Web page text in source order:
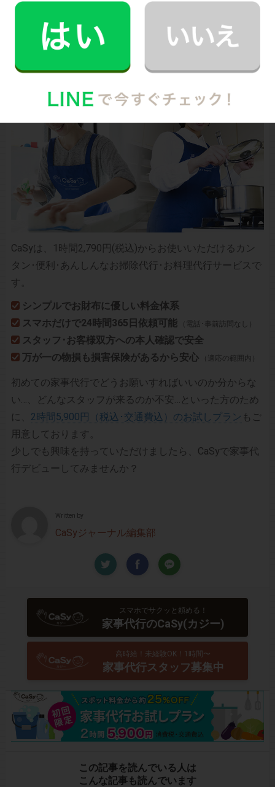
CaSy（カジー）のご案内
CaSyは、1時間2,790円(税込)からお使いいただけるカン
タン･便利･あんしんなお掃除代行･お料理代行サービスで
す。
シンプルでお財布に優しい料金体系
スマホだけで24時間365日依頼可能
（電話･事前訪問なし）
スタッフ･お客様双方への本人確認で安全
万が一の物損も損害保険があるから安心
（適応の範囲内）
初めての家事代行でどうお願いすればいいのか分からな
い…、どんなスタッフが来るのか不安…といった方のため
に、 2時間5,900円（税込･交通費込）のお試しプラン もご
用意しております。
少しでも興味を持っていただけましたら、CaSyで家事代
行デビューしてみませんか？
Written by
CaSyジャーナル編集部
スマホでサクッと頼める！
家事代行のCaSy(カジー)
高時給！未経験OK！1時間〜
家事代行スタッフ募集中
この記事を読んでいる人は
こんな記事も読んでいます